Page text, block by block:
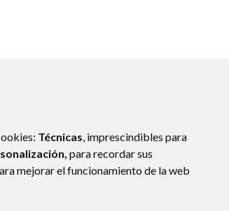
Técnicas, imprescindibles para
para recordar sus
mejorar el funcionamiento de la web